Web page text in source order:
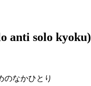
anti solo kyoku)
のなかひとり